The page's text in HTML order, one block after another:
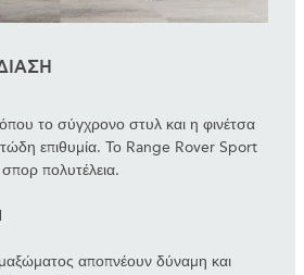
όπου το σύγχρονο στυλ και η φινέτσα
επιθυμία. Το Range Rover Sport
σπορ πολυτέλεια.
αποπνέουν δύναμη και